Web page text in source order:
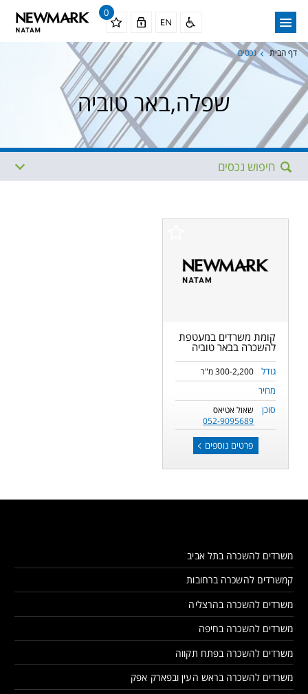
0
דף הבית נכסים
שפלה,באר טוביה
חיפוש נכסים
קומת משרדים במעטפת
להשכרה בבאר טוביה
גודל 300-2,200 מ"ר
מחיר
סוכן
שאול אטיאס
052-9095689
פרטים נוספים
משרדים להשכרה בתל אביב
קמשרדים להשכרה ברחובות
משרדים להשכרה בהרצליה
משרדים להשכרה בחיפה
משרדים להשכרה בפתח תקווה
משרדים להשכרה בראש העין ובפארק אפק